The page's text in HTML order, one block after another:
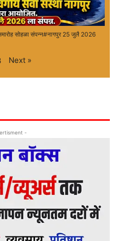
समारोह सोहळा संपन्न#नागपुर 25 जुलै 2026
Next »
-